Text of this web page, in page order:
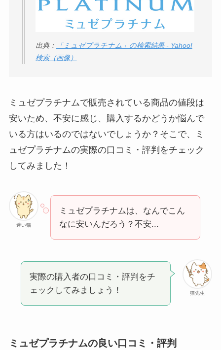
出典：
「ミュゼプラチナム」の検索結果 - Yahoo!
検索（画像）
ミュゼプラチナムで販売されている商品の値段は
安いため、不安に感じ、購入するかどうか悩んで
いる方はいるのではないでしょうか？そこで、ミ
ュゼプラチナムの実際の口コミ・評判をチェック
してみました！
迷い猫
ミュゼプラチナムは、なんでこん
なに安いんだろう？不安...
猫先生
実際の購入者の口コミ・評判をチ
ェックしてみましょう！
ミュゼプラチナムの良い口コミ・評判